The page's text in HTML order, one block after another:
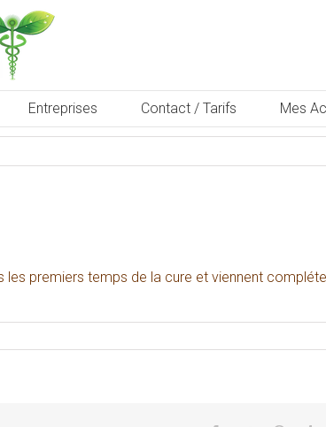
Entreprises Contact / Tarifs Mes
premiers temps de la cure et viennent